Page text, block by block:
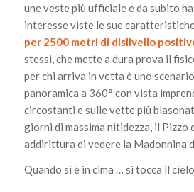
une veste più ufficiale e da subito
interesse viste le sue
per 2500 metri di dislivello
stessi, che mette a dura prova il
per chi arriva in vetta è uno
panoramica a 360° con vista
circostanti e sulle vette più
giorni di massima nitidezza, il Pizzo
addirittura di vedere la Madonnina
Quando si è in cima … si tocca il